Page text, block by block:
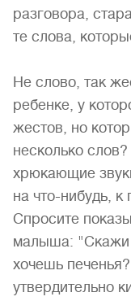
разговора,
те слова,
Не слово, так
ребенке, у
жестов, но
несколько
хрюкающие
на что-нибудь,
Спросите
малыша: "Скажи
хочешь
утвердительно